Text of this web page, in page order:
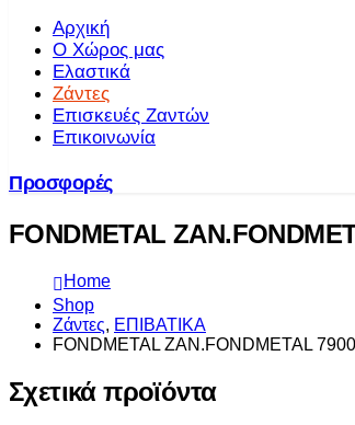
Αρχική
Ο Χώρος μας
Ελαστικά
Ζάντες
Επισκευές Ζαντών
Επικοινωνία
Προσφορές
FONDMETAL
Home
Shop
Ζάντες, ΕΠΙΒΑΤΙΚΑ
FONDMETAL ZAN.FONDMETAL
Σχετικά προϊόντα